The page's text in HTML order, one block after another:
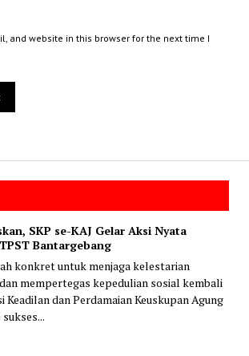
SKP se-KAJ Gelar Aksi Nyata
Bantargebang
konkret untuk menjaga kelestarian
mempertegas kepedulian sosial kembali
Keadilan dan Perdamaian Keuskupan Agung
and website in this browser for the next time I